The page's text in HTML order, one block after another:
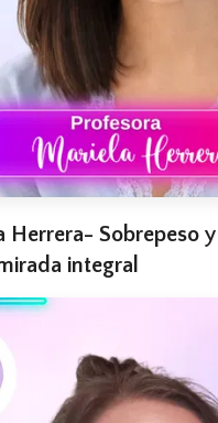
Herrera- Sobrepeso
integral